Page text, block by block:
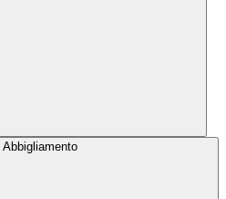
Abbigliamento